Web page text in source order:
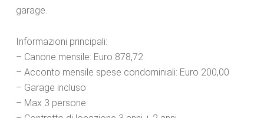
garage.
Informazioni principali:
– Canone mensile: Euro 878,72
– Acconto mensile spese condominiali: Euro 200,00
– Garage incluso
– Max 3 persone